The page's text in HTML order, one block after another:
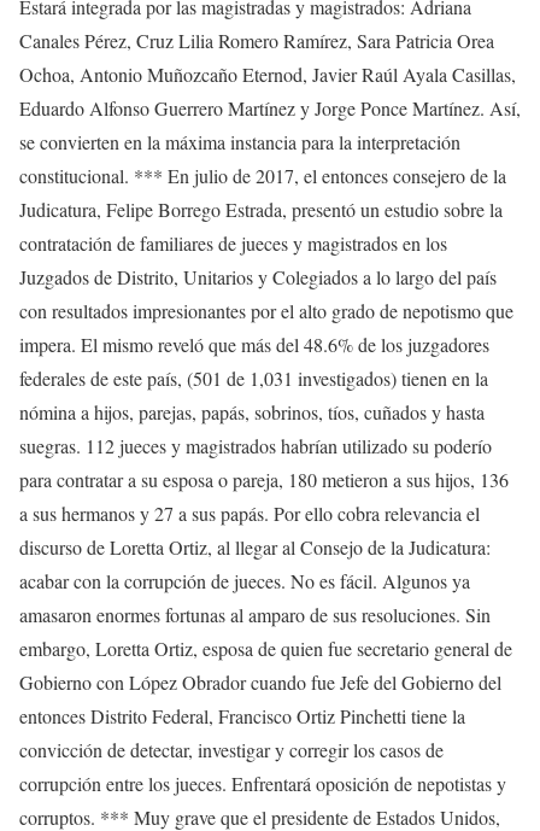
Estará integrada por las magistradas y magistrados: Adriana
Canales Pérez, Cruz Lilia Romero Ramírez, Sara Patricia Orea
Ochoa, Antonio Muñozcaño Eternod, Javier Raúl Ayala Casillas,
Eduardo Alfonso Guerrero Martínez y Jorge Ponce Martínez. Así,
se convierten en la máxima instancia para la interpretación
constitucional. *** En julio de 2017, el entonces consejero de la
Judicatura, Felipe Borrego Estrada, presentó un estudio sobre la
contratación de familiares de jueces y magistrados en los
Juzgados de Distrito, Unitarios y Colegiados a lo largo del país
con resultados impresionantes por el alto grado de nepotismo que
impera. El mismo reveló que más del 48.6% de los juzgadores
federales de este país, (501 de 1,031 investigados) tienen en la
nómina a hijos, parejas, papás, sobrinos, tíos, cuñados y hasta
suegras. 112 jueces y magistrados habrían utilizado su poderío
para contratar a su esposa o pareja, 180 metieron a sus hijos, 136
a sus hermanos y 27 a sus papás. Por ello cobra relevancia el
discurso de Loretta Ortiz, al llegar al Consejo de la Judicatura:
acabar con la corrupción de jueces. No es fácil. Algunos ya
amasaron enormes fortunas al amparo de sus resoluciones. Sin
embargo, Loretta Ortiz, esposa de quien fue secretario general de
Gobierno con López Obrador cuando fue Jefe del Gobierno del
entonces Distrito Federal, Francisco Ortiz Pinchetti tiene la
convicción de detectar, investigar y corregir los casos de
corrupción entre los jueces. Enfrentará oposición de nepotistas y
corruptos. *** Muy grave que el presidente de Estados Unidos,